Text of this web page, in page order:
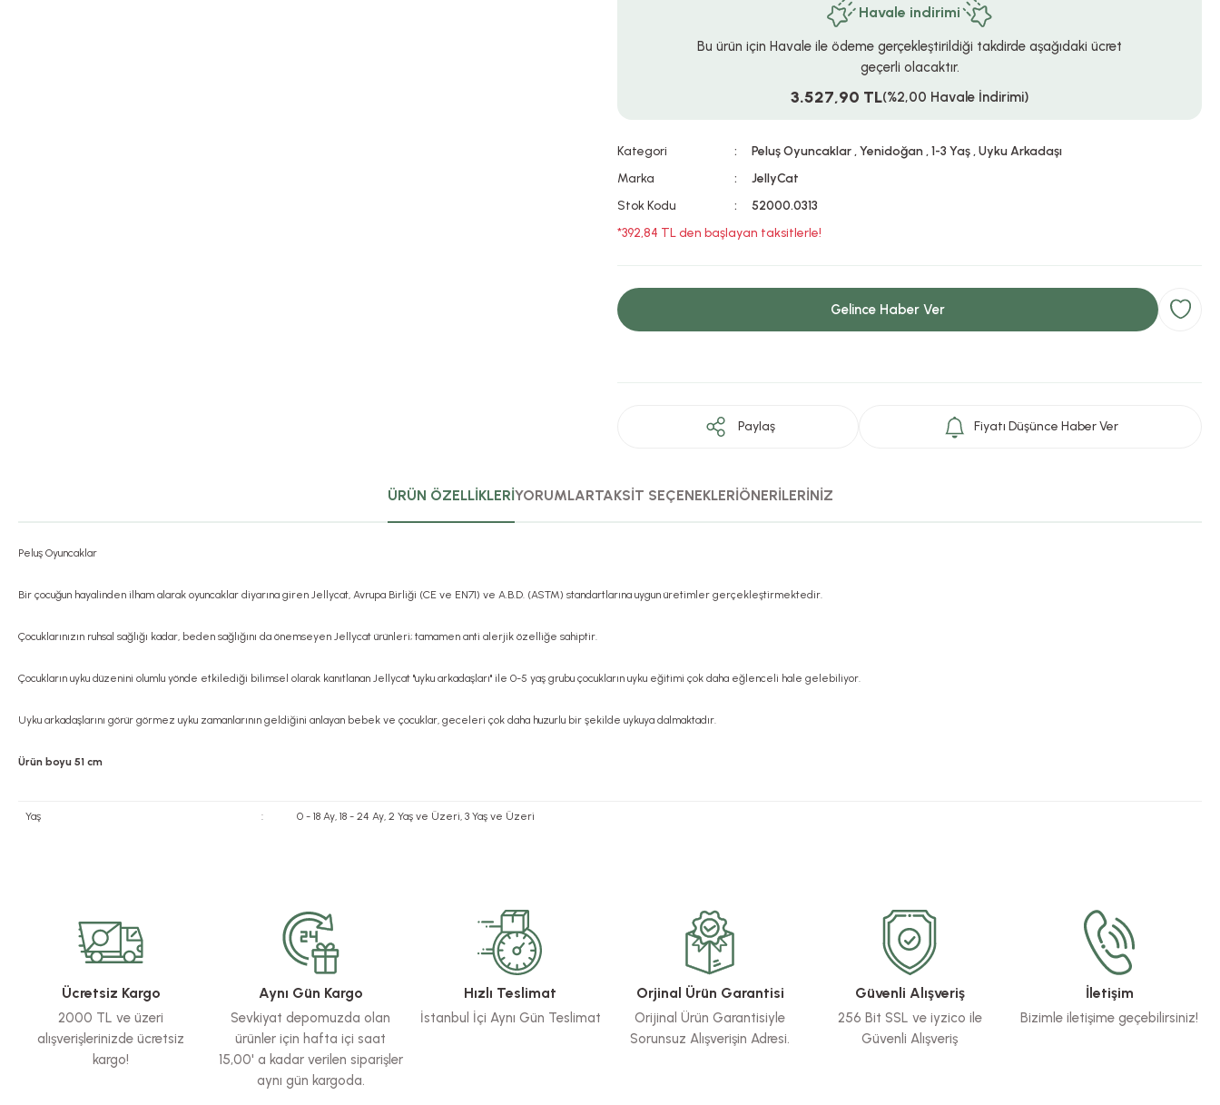
Havale indirimi
Bu ürün için Havale ile ödeme gerçekleştirildiği takdirde aşağıdaki ücret
geçerli olacaktır.
3.527,90 TL(%2,00 Havale İndirimi)
Kategori Peluş Oyuncaklar,Yenidoğan,1-3 Yaş,Uyku Arkadaşı
Marka
JellyCat
Stok Kodu
52000.0313
*392,84 TL den başlayan taksitlerle!
Gelince Haber Ver
Paylaş Fiyatı Düşünce Haber Ver
ÜRÜN ÖZELLİKLERİYORUMLARTAKSİT SEÇENEKLERİÖNERİLERİNİZ
Peluş Oyuncaklar
Bir çocuğun hayalinden ilham alarak oyuncaklar diyarına giren Jellycat, Avrupa Birliği (CE ve EN71) ve A.B.D. (ASTM) standartlarına uygun üretimler gerçekleştirmektedir.
Çocuklarınızın ruhsal sağlığı kadar, beden sağlığını da önemseyen Jellycat ürünleri; tamamen anti alerjik özelliğe sahiptir.
Çocukların uyku düzenini olumlu yönde etkilediği bilimsel olarak kanıtlanan Jellycat "uyku arkadaşları" ile 0-5 yaş grubu çocukların uyku eğitimi çok daha eğlenceli hale gelebiliyor.
Uyku arkadaşlarını görür görmez uyku zamanlarının geldiğini anlayan bebek ve çocuklar, geceleri çok daha huzurlu bir şekilde uykuya dalmaktadır.
Ürün boyu 51 cm
Yaş : 0 - 18 Ay, 18 - 24 Ay, 2 Yaş ve Üzeri, 3 Yaş ve Üzeri
Ürün resmi kalitesiz, bozuk veya görüntülenemiyor.
Ürün açıklamasında eksik bilgiler bulunuyor.
Ürün bilgilerinde hatalar bulunuyor.
Ürün fiyatı diğer sitelerden daha pahalı.
Bu ürüne benzer farklı alternatifler olmalı.
Ücretsiz Kargo
2000 TL ve üzeri
alışverişlerinizde ücretsiz
kargo!
Aynı Gün Kargo
Sevkiyat depomuzda olan
ürünler için hafta içi saat
15,00' a kadar verilen siparişler
aynı gün kargoda.
Hızlı Teslimat
İstanbul İçi Aynı Gün Teslimat
Orjinal Ürün Garantisi
Orijinal Ürün Garantisiyle
Sorunsuz Alışverişin Adresi.
Güvenli Alışveriş
256 Bit SSL ve iyzico ile
Güvenli Alışveriş
İletişim
Bizimle iletişime geçebilirsiniz!